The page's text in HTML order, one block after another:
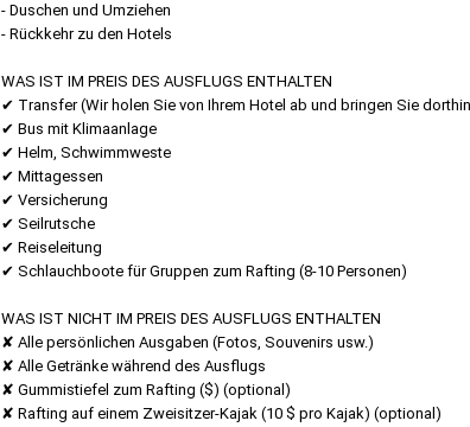
- Duschen und Umziehen
- Rückkehr zu den Hotels
WAS IST IM PREIS DES AUSFLUGS ENTHALTEN
✔ Transfer (Wir holen Sie von Ihrem Hotel ab und bringen Sie
✔ Bus mit Klimaanlage
✔ Helm, Schwimmweste
✔ Mittagessen
✔ Versicherung
✔ Seilrutsche
✔ Reiseleitung
✔ Schlauchboote für Gruppen zum Rafting (8-10 Personen)
WAS IST NICHT IM PREIS DES AUSFLUGS ENTHALTEN
✘ Alle persönlichen Ausgaben (Fotos, Souvenirs usw.)
✘ Alle Getränke während des Ausflugs
✘ Gummistiefel zum Rafting ($) (optional)
✘ Rafting auf einem Zweisitzer-Kajak (10 $ pro Kajak) (optional)